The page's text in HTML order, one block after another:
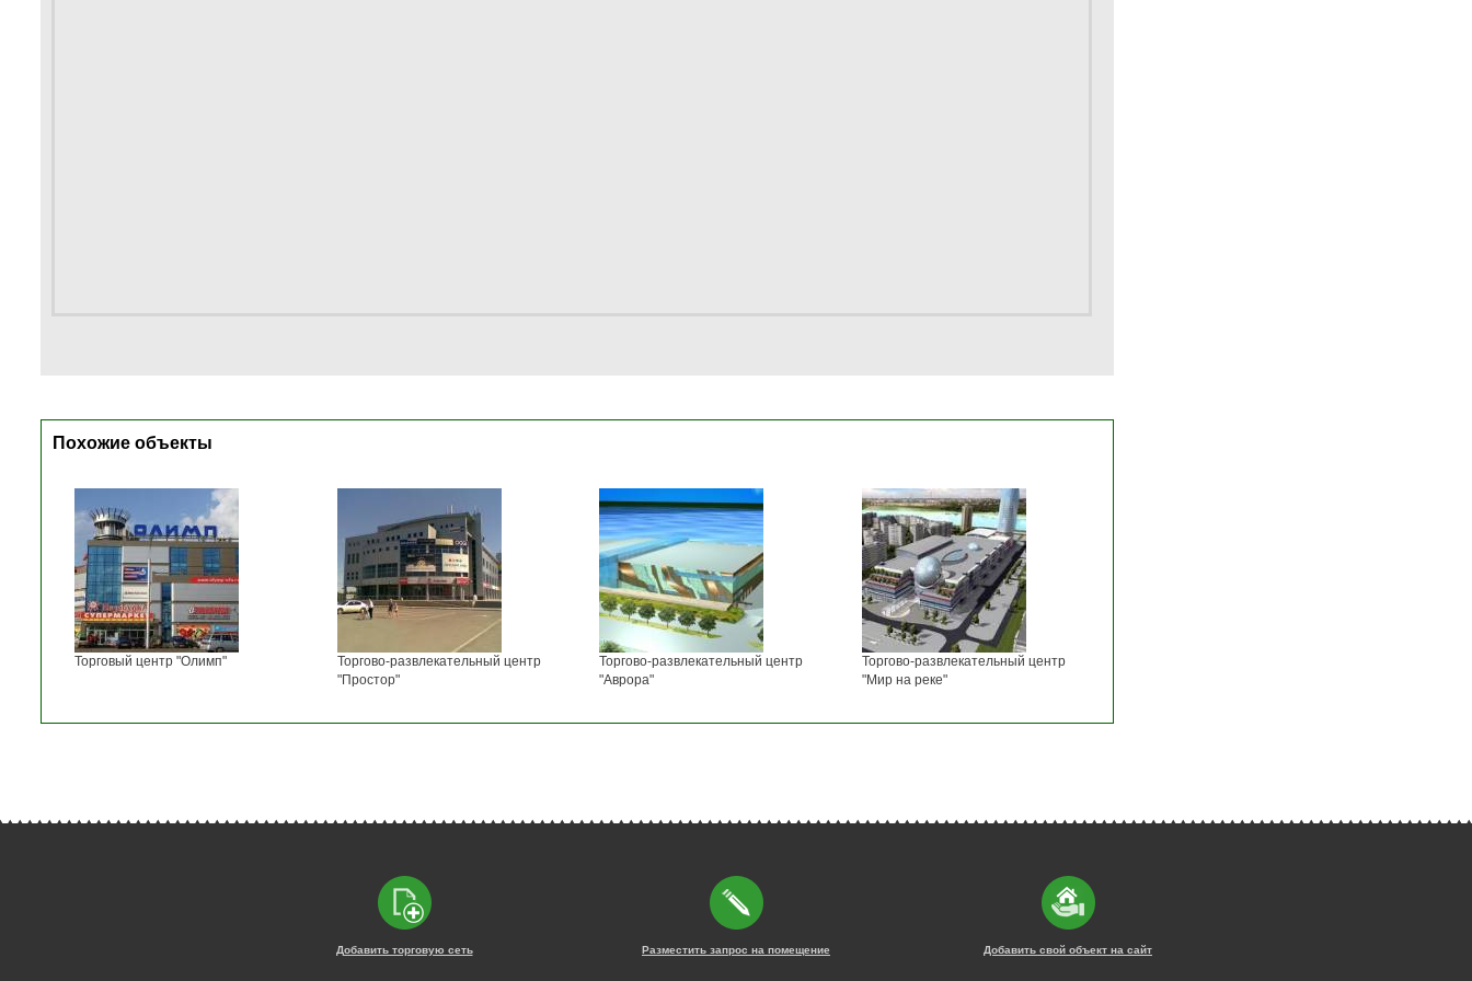
Похожие объекты
Торговый центр "Олимп"
Торгово-развлекательный центр
"Простор"
Торгово-развлекательный центр
"Аврора"
Торгово-развлекательный центр
"Мир на реке"
Добавить торговую сеть Разместить запрос на помещение Добавить свой объект на сайт